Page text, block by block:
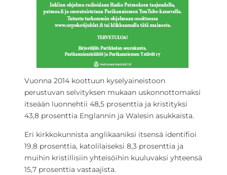
Vuonna 2014 koottuun kyselyaineistoon
perustuvan selvityksen mukaan uskonnottomaksi
itseään luonnehtii 48,5 prosenttia ja kristityksi
43,8 prosenttia Englannin ja Walesin asukkaista.
Eri kirkkokunnista anglikaaniksi itsensä identifioi
19,8 prosenttia, katolilaiseksi 8,3 prosenttia ja
muihin kristillisiin yhteisöihin kuuluvaksi yhteensä
15,7 prosenttia vastaajista.